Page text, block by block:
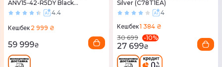
ANV15-42-R5DY Black
(NH.QV4EU.006)4.4
Кешбек 2 999 ₴
59 999₴
Silver (C78T1EA)
4
Кешбек1 384 ₴
30 699
-10%
27 699₴